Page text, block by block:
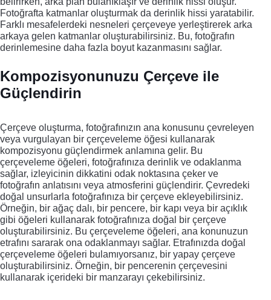
Fotoğrafta katmanlar oluşturmak da derinlik hissi yaratabilir.
Farklı mesafelerdeki nesneleri çerçeveye yerleştirerek arka
arkaya gelen katmanlar oluşturabilirsiniz. Bu, fotoğrafın
derinlemesine daha fazla boyut kazanmasını sağlar.
Kompozisyonunuzu Çerçeve ile
Güçlendirin
Çerçeve oluşturma, fotoğrafınızın ana konusunu çevreleyen
veya vurgulayan bir çerçeveleme öğesi kullanarak
kompozisyonu güçlendirmek anlamına gelir. Bu
çerçeveleme öğeleri, fotoğrafınıza derinlik ve odaklanma
sağlar, izleyicinin dikkatini odak noktasına çeker ve
fotoğrafın anlatısını veya atmosferini güçlendirir. Çevredeki
doğal unsurlarla fotoğrafınıza bir çerçeve ekleyebilirsiniz.
Örneğin, bir ağaç dalı, bir pencere, bir kapı veya bir açıklık
gibi öğeleri kullanarak fotoğrafınıza doğal bir çerçeve
oluşturabilirsiniz. Bu çerçeveleme öğeleri, ana konunuzun
etrafını sararak ona odaklanmayı sağlar. Etrafınızda doğal
çerçeveleme öğeleri bulamıyorsanız, bir yapay çerçeve
oluşturabilirsiniz. Örneğin, bir pencerenin çerçevesini
kullanarak içerideki bir manzarayı çekebilirsiniz.